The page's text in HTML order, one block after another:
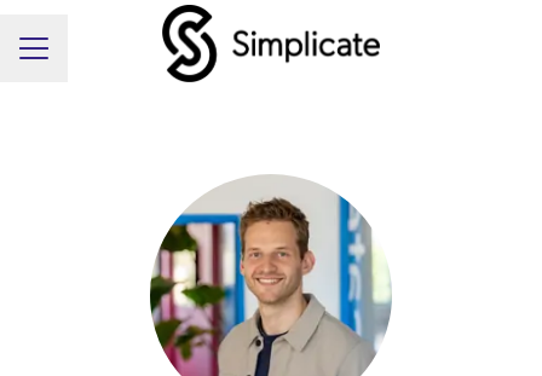
Carrièremenu